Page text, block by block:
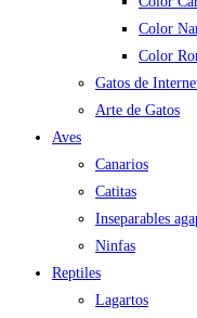
Color
Color
Gatos de
Arte de Gatos
Aves
Canarios
Catitas
Inseparables
Ninfas
Reptiles
Lagartos